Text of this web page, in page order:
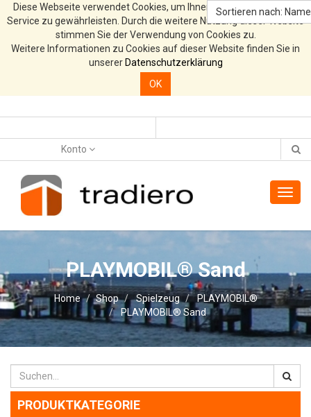
Diese Webseite verwendet Cookies, um Ihnen den bestmöglichen
Service zu gewährleisten. Durch die weitere Nutzung dieser Website
stimmen Sie der Verwendung von Cookies zu.
Weitere Informationen zu Cookies auf dieser Website finden Sie in
unserer Datenschutzerklärung
OK
Konto
PLAYMOBIL® Sand
Home Shop Spielzeug
PLAYMOBIL®
PLAYMOBIL® Sand
Sortieren nach:
PRODUKTKATEGORIE